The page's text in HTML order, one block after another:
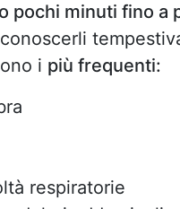
pochi minuti fino a
i più frequenti:
respiratorie